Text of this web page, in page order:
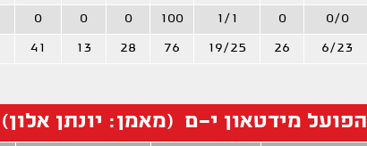
0/0
0
1/1
100
0
0
0
6/23
26
19/25
76
28
13
41
הפועל מידטאון י-ם (מאמן: יונתן אלון)